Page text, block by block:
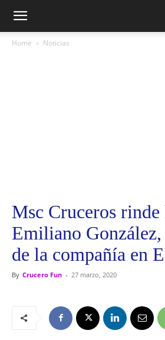
Home Noticias
Msc Cruceros rinde
Emiliano González,
de la compañía en
By Crucero Fun - 27 marzo, 2020